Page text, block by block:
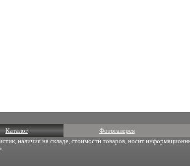
Каталог Фотогалерея
наличия на складе, стоимости товаров, носит